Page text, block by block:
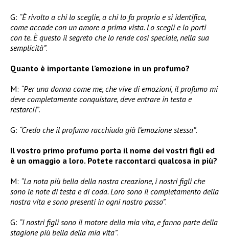
G: “È rivolto a chi lo sceglie, a chi lo fa proprio e si identifica,
come accade con un amore a prima vista. Lo scegli e lo porti
con te. È questo il segreto che lo rende così speciale, nella sua
semplicità”.
Quanto è importante l’emozione in un profumo?
M: “Per una donna come me, che vive di emozioni, il profumo mi
deve completamente conquistare, deve entrare in testa e
restarci!”.
G: “Credo che il profumo racchiuda già l’emozione stessa”.
Il vostro primo profumo porta il nome dei vostri figli ed
è un omaggio a loro. Potete raccontarci qualcosa in più?
M: “La nota più bella della nostra creazione, i nostri figli che
sono le note di testa e di coda. Loro sono il completamento della
nostra vita e sono presenti in ogni nostro passo”.
G: “I nostri figli sono il motore della mia vita, e fanno parte della
stagione più bella della mia vita”.